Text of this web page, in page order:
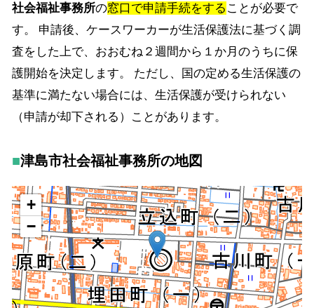
社会福祉事務所の窓口で申請手続をする ことが必要で
す。 申請後、ケースワーカーが生活保護法に基づく調
査をした上で、おおむね２週間から１か月のうちに保
護開始を決定します。 ただし、国の定める生活保護の
基準に満たない場合には、生活保護が受けられない
（申請が却下される）ことがあります。
津島市社会福祉事務所の地図